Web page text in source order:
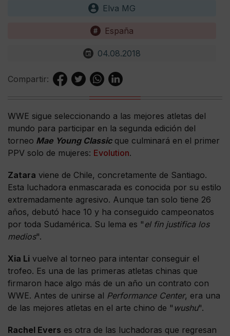
Elva MG
España
04.08.2018
Compartir:
WWE sigue seleccionando a las mejores atletas del
mundo para participar en la segunda edición del
torneo Mae Young Classicque culminará en el primer
PPV solo de mujeres: Evolution.
Zatara viene de Chile, concretamente de Santiago.
Esta luchadora enmascarada es conocida por su estilo
extremadamente agresivo. Aunque tan solo tiene 26
años, debutó hace 10 y ha conseguido campeonatos
por toda Sudamérica. Su lema es " el fin justifica los
medios".
Xia Li vuelve al torneo para intentar conseguir el
trofeo. Es una de las primeras atletas chinas que
firmaron hace algo más de un año un contrato con
WWE. Antes de unirse al Performance Center, era una
de las mejores atletas en el arte chino de " wushu".
Rachel Evers es otra de las luchadoras que regresan